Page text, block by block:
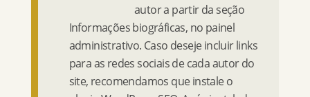
autor a partir da seção
Informações biográficas, no painel
administrativo. Caso deseje incluir links
para as redes sociais de cada autor do
site, recomendamos que instale o